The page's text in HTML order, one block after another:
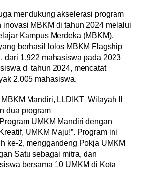
mendukung akselerasi program
inovasi MBKM di tahun 2024 melalui
Kampus Merdeka (MBKM).
berhasil lolos MBKM Flagship
dari 1.922 mahasiswa pada 2023
di tahun 2024, mencatat
2.005 mahasiswa.
Mandiri, LLDIKTI Wilayah II
dua program
UMKM Mandiri dengan
UMKM Maju!”. Program ini
ke-2, menggandeng Pokja UMKM
Satu sebagai mitra, dan
bersama 10 UMKM di Kota